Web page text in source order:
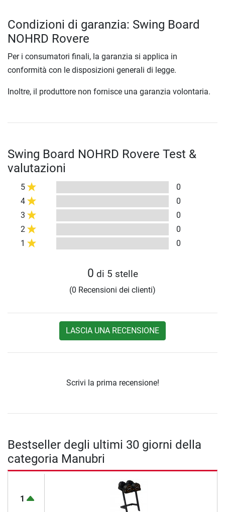
Condizioni di garanzia: Swing Board
NOHRD Rovere
Per i consumatori finali, la garanzia si applica in
conformità con le disposizioni generali di legge.
Inoltre, il produttore non fornisce una garanzia volontaria.
Swing Board NOHRD Rovere Test &
valutazioni
5
0
4
0
3
0
2
0
1
0
0 di 5 stelle
(0 Recensioni dei clienti)
LASCIA UNA RECENSIONE
Scrivi la prima recensione!
Bestseller degli ultimi 30 giorni della
categoria Manubri
1